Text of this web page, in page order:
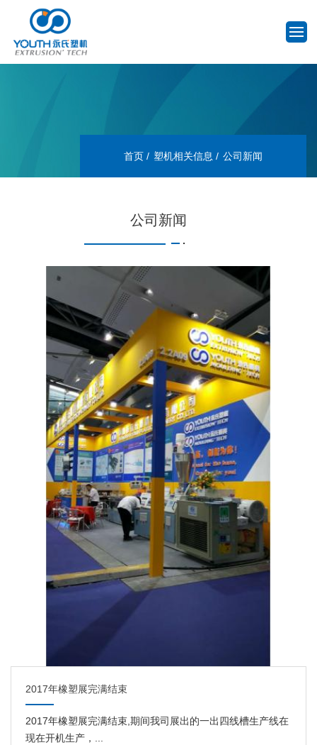
首页 塑机相关信息 公司新闻
公司新闻
2017年橡塑展完满结束
2017年橡塑展完满结束,期间我司展出的一出四线槽生产线在
现在开机生产，...